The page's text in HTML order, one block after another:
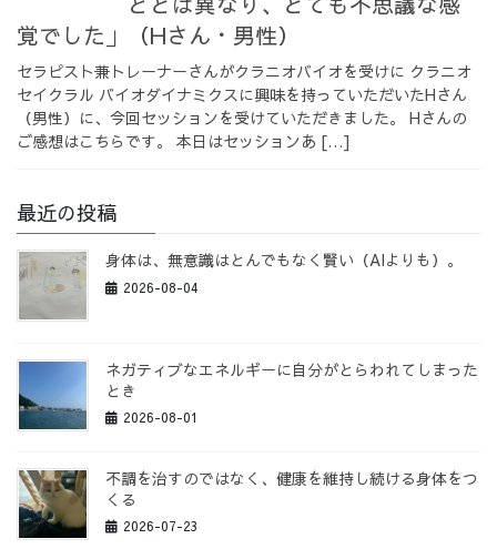
覚でした」（Hさん・男性）
セラピスト兼トレーナーさんがクラニオバイオを受けに クラニオ
セイクラル バイオダイナミクスに興味を持っていただいたHさん
（男性）に、今回セッションを受けていただきました。 Hさんの
ご感想はこちらです。 本日はセッションあ […]
最近の投稿
身体は、無意識はとんでもなく賢い（AIよりも）。
2026-08-04
ネガティブなエネルギーに自分がとらわれてしまった
とき
2026-08-01
不調を治すのではなく、健康を維持し続ける身体をつ
くる
2026-07-23